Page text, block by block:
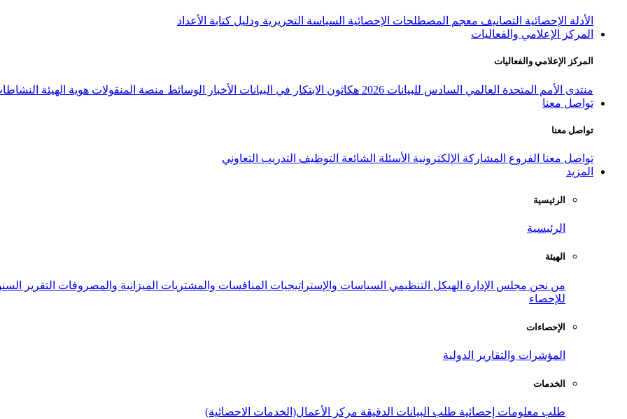
الأدلة الإحصائية التصانيف معجم المصطلحات الإحصائية السياسة التحريرية ودليل كتابة الأعداد
المركز الإعلامي والفعاليات
المركز الإعلامي والفعاليات
منتدى الأمم المتحدة العالمي السادس للبيانات 2026 هكاثون الابتكار في البيانات الأخبار الوسائط منصة المنقولات هوية الهيئة
تواصل معنا
تواصل معنا
تواصل معنا الفروع المشاركة الإلكترونية الأسئلة الشائعة التوظيف التدريب التعاوني
المزيد
الرئيسية
الرئيسية
الهيئة
من نحن مجلس الإدارة الهيكل التنظيمي السياسات والإستراتيجيات المنافسات والمشتريات الميزانية والمصروفات التقرير
للإحصاء
الإحصاءات
المؤشرات والتقارير الدولية
الخدمات
طلب معلومات إحصائية طلب البيانات الدقيقة مركز الأعمال(الخدمات الاحصائية)